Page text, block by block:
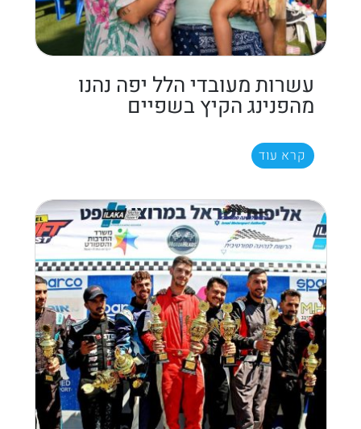
עשרות מעובדי הלל יפה נהנו
מהפנינג הקיץ בשפיים
קרא עוד